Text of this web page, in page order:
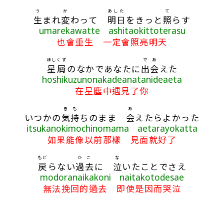
生
う
まれ変
か
わって 明日
あした
をきっと 照
て
らす
umarekawatte ashitaokittoterasu
也會重生 一定會照亮明天
星屑
ほしくず
のなかであなたに出
で
会
あ
えた
hoshikuzunonakadeanatanideaeta
在星塵中遇見了你
いつかの気
き
持
も
ちのまま 会
あ
えたらよかった
itsukanokimochinomama aetarayokatta
如果能像以前那樣 見面就好了
戻
もど
らない過去
かこ
に 泣
な
いたことでさえ
modoranaikakoni naitakotodesae
無法挽回的過去 即使是因而哭泣